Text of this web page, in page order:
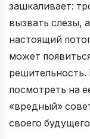
зашкаливает:
вызвать слезы,
настоящий
может
решительность.
посмотреть на
«вредный»
своего